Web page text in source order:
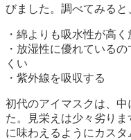
びました。調べてみると
・綿よりも吸水性が高
・放湿性に優れている
くい
・紫外線を吸収する
初代のアイマスクは、
た。見栄えは少々劣り
に味わえるようにカス